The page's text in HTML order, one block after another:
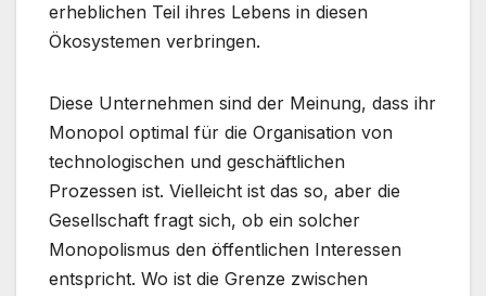
erheblichen Teil ihres Lebens in diesen
Ökosystemen verbringen.
Diese Unternehmen sind der Meinung, dass ihr
Monopol optimal für die Organisation von
technologischen und geschäftlichen
Prozessen ist. Vielleicht ist das so, aber die
Gesellschaft fragt sich, ob ein solcher
Monopolismus den öffentlichen Interessen
entspricht. Wo ist die Grenze zwischen